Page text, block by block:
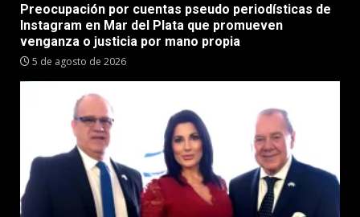
Preocupación por cuentas pseudo periodísticas de
Instagram en Mar del Plata que promueven
venganza o justicia por mano propia
5 de agosto de 2026